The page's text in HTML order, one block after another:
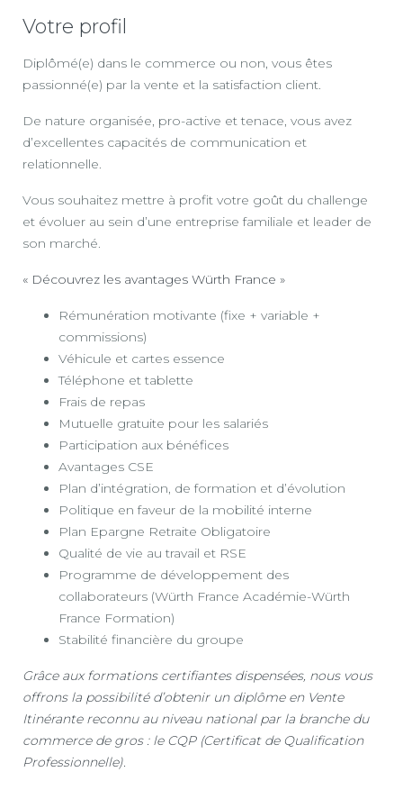
Votre profil
Diplômé(e) dans le commerce ou non, vous êtes
passionné(e) par la vente et la satisfaction client.
De nature organisée, pro-active et tenace, vous avez
d’excellentes capacités de communication et
relationnelle.
Vous souhaitez mettre à profit votre goût du challenge
et évoluer au sein d’une entreprise familiale et leader de
son marché.
« Découvrez les avantages Würth France »
Rémunération motivante (fixe + variable +
commissions)
Véhicule et cartes essence
Téléphone et tablette
Frais de repas
Mutuelle gratuite pour les salariés
Participation aux bénéfices
Avantages CSE
Plan d’intégration, de formation et d’évolution
Politique en faveur de la mobilité interne
Plan Epargne Retraite Obligatoire
Qualité de vie au travail et RSE
Programme de développement des
collaborateurs (Würth France Académie-Würth
France Formation)
Stabilité financière du groupe
Grâce aux formations certifiantes dispensées, nous vous
offrons la possibilité d’obtenir un diplôme en Vente
Itinérante reconnu au niveau national par la branche du
commerce de gros : le CQP (Certificat de Qualification
Professionnelle).